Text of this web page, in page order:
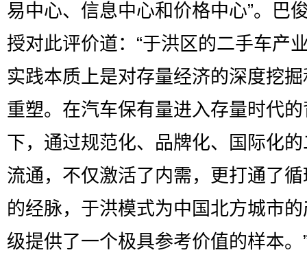
易中心、信息中心和价格中心”。巴
授对此评价道：“于洪区的二手车产
实践本质上是对存量经济的深度挖
重塑。在汽车保有量进入存量时代
下，通过规范化、品牌化、国际化
流通，不仅激活了内需，更打通了
的经脉，于洪模式为中国北方城市
级提供了一个极具参考价值的样本。